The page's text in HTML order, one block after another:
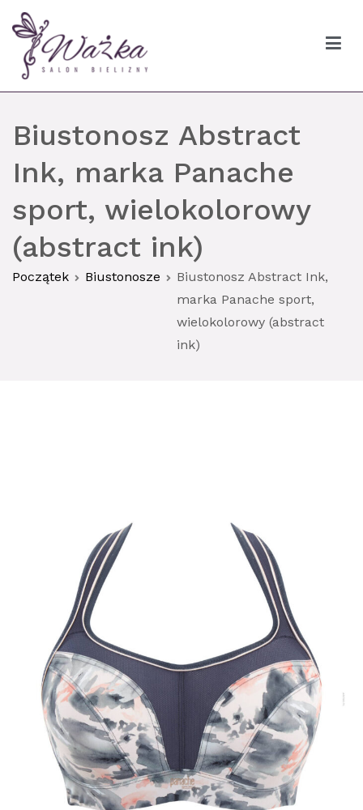
Przejdź
do
treści
Ważka biustonosze Gdańsk
Biustonosz Abstract
Ink, marka Panache
sport, wielokolorowy
(abstract ink)
Początek Biustonosze
Biustonosz Abstract Ink,
marka Panache sport,
wielokolorowy (abstract
ink)